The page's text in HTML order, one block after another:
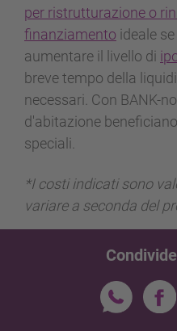
per ristrutturazione o
finanziamento ideale
aumentare il livello di
breve tempo della
necessari. Con BANK-
d'abitazione
speciali.
*I costi indicati sono
variare a seconda del